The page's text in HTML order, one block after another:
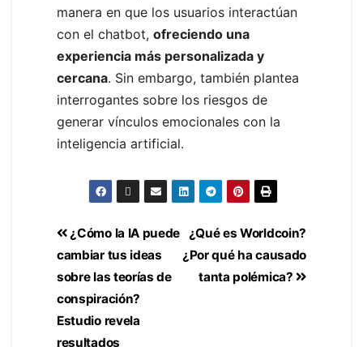
manera en que los usuarios interactúan
con el chatbot, ofreciendo una
experiencia más personalizada y
cercana. Sin embargo, también plantea
interrogantes sobre los riesgos de
generar vínculos emocionales con la
inteligencia artificial.
¿Qué es Worldcoin?
¿Por qué ha causado
tanta polémica?
¿Cómo la IA puede
cambiar tus ideas
sobre las teorías de
conspiración?
Estudio revela
resultados